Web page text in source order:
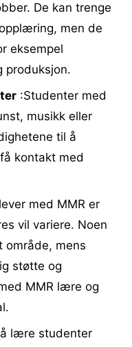
De kan trenge
men de
eksempel
produksjon.
:Studenter med
musikk eller
til å
kontakt med
med MMR er
vil variere. Noen
område, mens
støtte og
MMR lære og
lære studenter